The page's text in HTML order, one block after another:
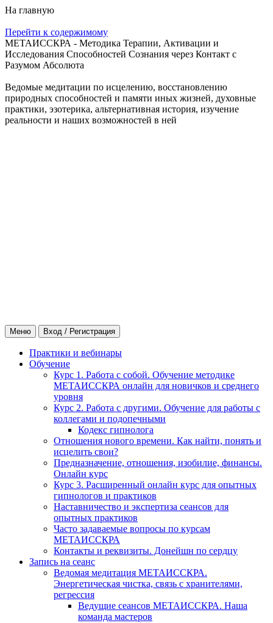
На главную
Перейти к содержимому
МЕТАИССКРА - Методика Терапии, Активации и
Исследования Способностей Сознания через Контакт с
Разумом Абсолюта
Ведомые медитации по исцелению, восстановлению
природных способностей и памяти иных жизней, духовные
практики, эзотерика, альтернативная история, изучение
реальности и наших возможностей в ней
Меню Вход / Регистрация
Практики и вебинары
Обучение
Курс 1. Работа с собой. Обучение методике
МЕТАИССКРА онлайн для новичков и среднего
уровня
Курс 2. Работа с другими. Обучение для работы с
коллегами и подопечными
Кодекс гипнолога
Отношения нового времени. Как найти, понять и
исцелить свои?
Предназначение, отношения, изобилие, финансы.
Онлайн курс
Курс 3. Расширенный онлайн курс для опытных
гипнологов и практиков
Наставничество и экспертиза сеансов для
опытных практиков
Часто задаваемые вопросы по курсам
МЕТАИССКРА
Контакты и реквизиты. Донейшн по сердцу
Запись на сеанс
Ведомая медитация МЕТАИССКРА.
Энергетическая чистка, связь с хранителями,
регрессия
Ведущие сеансов МЕТАИССКРА. Наша
команда мастеров